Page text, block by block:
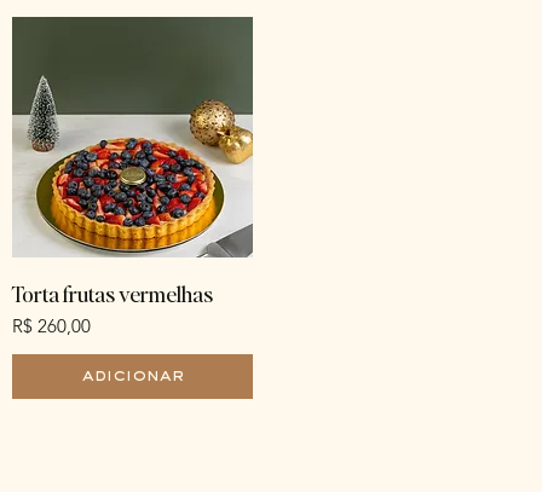
⁠Torta frutas vermelhas
Preço
R$ 260,00
adicionar